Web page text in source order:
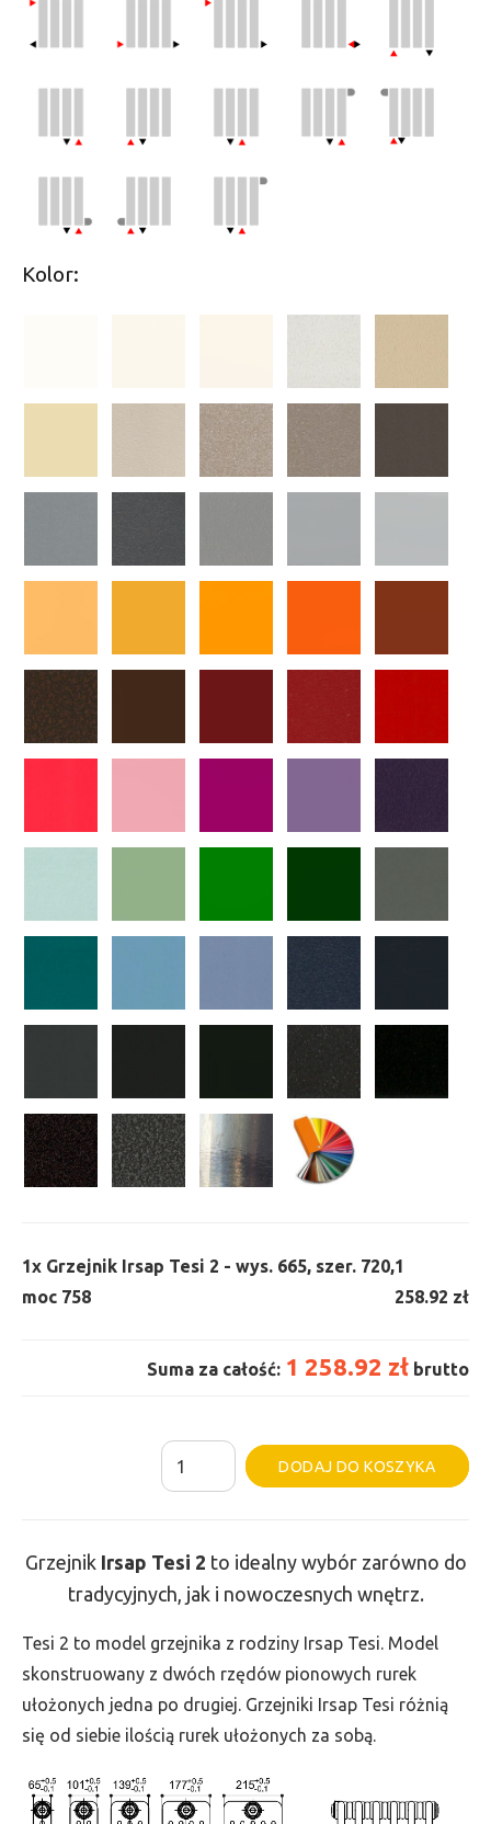
Kolor:
1x Grzejnik Irsap Tesi 2 - wys. 665, szer. 720,
moc 758
1
258.92 zł
Suma za całość: 1 258.92 zł brutto
ilość
Grzejnik
-
wys.
665,
szer.
720,
758
DODAJ DO KOSZYKA
Grzejnik Irsap Tesi 2 to idealny wybór zarówno do
tradycyjnych, jak i nowoczesnych wnętrz.
Tesi 2 to model grzejnika z rodziny Irsap Tesi. Model
skonstruowany z dwóch rzędów pionowych rurek
ułożonych jedna po drugiej. Grzejniki Irsap Tesi różnią
się od siebie ilością rurek ułożonych za sobą.